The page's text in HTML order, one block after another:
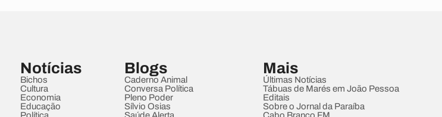
Notícias
Bichos
Cultura
Economia
Educação
Blogs
Caderno Animal
Conversa Política
Pleno Poder
Sílvio Osias
Mais
Últimas Notícias
Tábuas de Marés em João Pessoa
Editais
Sobre o Jornal da Paraíba